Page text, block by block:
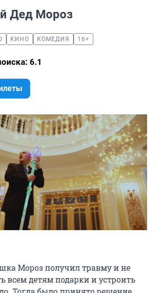
Дед Мороз
КИНО КОМЕДИЯ 16+
6.1
Мороз получил травму и не
всем детям подарки и устроить